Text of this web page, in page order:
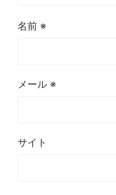
名前 ※
メール ※
サイト